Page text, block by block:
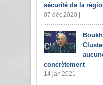
sécurité de la
07 déc 2020 |
concrètement
14 jan 2021 |